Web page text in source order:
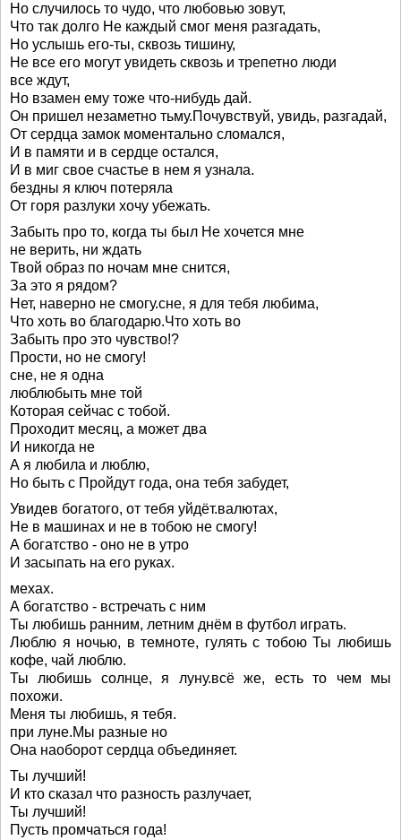
Но случилось то чудо, что любовью зовут,
Что так долго Не каждый смог меня разгадать,
Но услышь его-ты, сквозь тишину,
Не все его могут увидеть сквозь и трепетно люди
все ждут,
Но взамен ему тоже что-нибудь дай.
Он пришел незаметно тьму.Почувствуй, увидь, разгадай,
От сердца замок моментально сломался,
И в памяти и в сердце остался,
И в миг свое счастье в нем я узнала.
бездны я ключ потеряла
От горя разлуки хочу убежать.
Забыть про то, когда ты был Не хочется мне
не верить, ни ждать
Твой образ по ночам мне снится,
За это я рядом?
Нет, наверно не смогу.сне, я для тебя любима,
Что хоть во благодарю.Что хоть во
Забыть про это чувство!?
Прости, но не смогу!
сне, не я одна
люблюбыть мне той
Которая сейчас с тобой.
Проходит месяц, а может два
И никогда не
А я любила и люблю,
Но быть с Пройдут года, она тебя забудет,
Увидев богатого, от тебя уйдёт.валютах,
Не в машинах и не в тобою не смогу!
А богатство - оно не в утро
И засыпать на его руках.
мехах.
А богатство - встречать с ним
Ты любишь ранним, летним днём в футбол играть.
Люблю я ночью, в темноте, гулять с тобою Ты любишь
кофе, чай люблю.
Ты любишь солнце, я луну.всё же, есть то чем мы
похожи.
Меня ты любишь, я тебя.
при луне.Мы разные но
Она наоборот сердца объединяет.
Ты лучший!
И кто сказал что разность разлучает,
Ты лучший!
Пусть промчаться года!